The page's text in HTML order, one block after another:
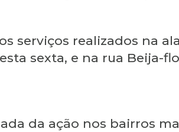
serviços realizados na
sexta, e na rua Beija-
da ação nos bairros